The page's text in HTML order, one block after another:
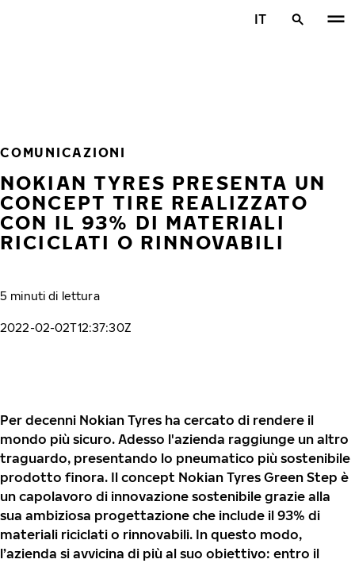
IT
COMUNICAZIONI
NOKIAN TYRES PRESENTA UN
CONCEPT TIRE REALIZZATO
CON IL 93% DI MATERIALI
RICICLATI O RINNOVABILI
5 minuti di lettura
2022-02-02T12:37:30Z
Per decenni Nokian Tyres ha cercato di rendere il
mondo più sicuro. Adesso l'azienda raggiunge un altro
traguardo, presentando lo pneumatico più sostenibile
prodotto finora. Il concept Nokian Tyres Green Step è
un capolavoro di innovazione sostenibile grazie alla
sua ambiziosa progettazione che include il 93% di
materiali riciclati o rinnovabili. In questo modo,
l’azienda si avvicina di più al suo obiettivo: entro il